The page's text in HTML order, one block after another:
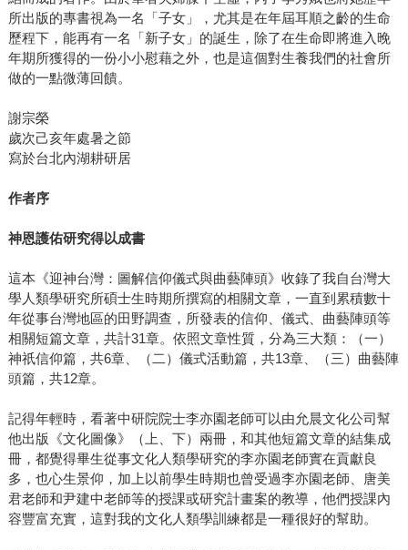
所出版的專書視為一名「子女」，尤其是在年屆耳順之齡的生命
歷程下，能再有一名「新子女」的誕生，除了在生命即將進入晚
年期所獲得的一份小小慰藉之外，也是這個對生養我們的社會所
做的一點微薄回饋。
謝宗榮
歲次己亥年處暑之節
寫於台北內湖耕研居
作者序
神恩護佑研究得以成書
這本《迎神台灣：圖解信仰儀式與曲藝陣頭》收錄了我自台灣大
學人類學研究所碩士生時期所撰寫的相關文章，一直到累積數十
年從事台灣地區的田野調查，所發表的信仰、儀式、曲藝陣頭等
相關短篇文章，共計31章。依照文章性質，分為三大類：（一）
神祇信仰篇，共6章、（二）儀式活動篇，共13章、（三）曲藝陣
頭篇，共12章。
記得年輕時，看著中研院院士李亦園老師可以由允晨文化公司幫
他出版《文化圖像》（上、下）兩冊，和其他短篇文章的結集成
冊，都覺得畢生從事文化人類學研究的李亦園老師實在貢獻良
多，也心生景仰，加上以前學生時期也曾受過李亦園老師、唐美
君老師和尹建中老師等的授課或研究計畫案的教導，他們授課內
容豐富充實，這對我的文化人類學訓練都是一種很好的幫助。